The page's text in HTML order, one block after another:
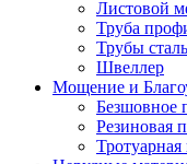
Листовой
Труба
Трубы
Швеллер
Мощение и
Безшовное
Резиновая
Тротуарная